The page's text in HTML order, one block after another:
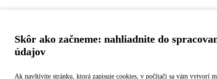
Skôr ako začneme: nahliadnite do
údajov
Ak navštívite stránku, ktorá zapisuje cookies, v počítači sa vám vytvorí